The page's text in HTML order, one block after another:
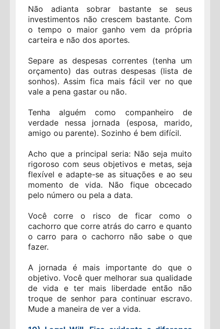
Não adianta sobrar bastante se seus
investimentos não crescem bastante. Com
o tempo o maior ganho vem da própria
carteira e não dos aportes.
Separe as despesas correntes (tenha um
orçamento) das outras despesas (lista de
sonhos). Assim fica mais fácil ver no que
vale a pena gastar ou não.
Tenha alguém como companheiro de
verdade nessa jornada (esposa, marido,
amigo ou parente). Sozinho é bem difícil.
Acho que a principal seria: Não seja muito
rigoroso com seus objetivos e metas, seja
flexível e adapte-se as situações e ao seu
momento de vida. Não fique obcecado
pelo número ou pela a data.
Você corre o risco de ficar como o
cachorro que corre atrás do carro e quanto
o carro para o cachorro não sabe o que
fazer.
A jornada é mais importante do que o
objetivo. Você quer melhorar sua qualidade
de vida e ter mais liberdade então não
troque de senhor para continuar escravo.
Mude a maneira de ver a vida.